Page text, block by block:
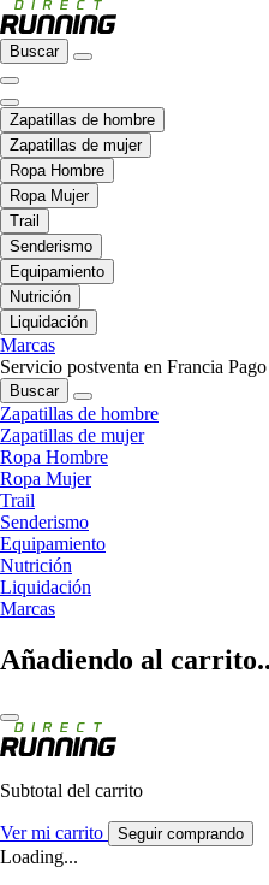
Buscar
Zapatillas de hombre
Zapatillas de mujer
Ropa Hombre
Ropa Mujer
Trail
Senderismo
Equipamiento
Nutrición
Liquidación
Marcas
Servicio postventa en Francia
Buscar
Zapatillas de hombre
Zapatillas de mujer
Ropa Hombre
Ropa Mujer
Trail
Senderismo
Equipamiento
Nutrición
Liquidación
Marcas
Añadiendo al
Subtotal del carrito
Ver mi carrito Seguir comprando
Loading...